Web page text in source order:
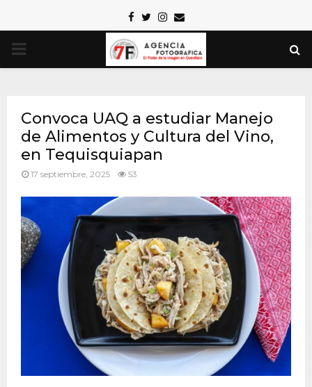
Facebook
TwitterInstagram
Email
PRIMARY
Convoca UAQ a estudiar Manejo
de Alimentos y Cultura del Vino,
en Tequisquiapan
17 septiembre, 2025 53